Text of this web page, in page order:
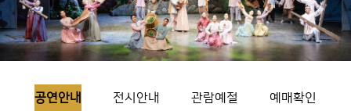
공연안내 전시안내 관람예절 예매확인